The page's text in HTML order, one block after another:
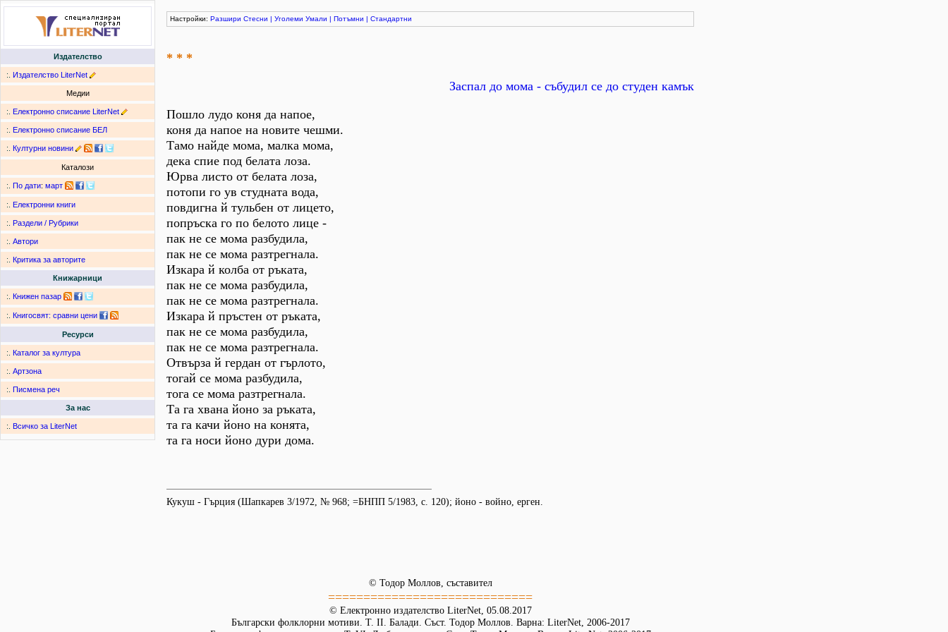
Издателство
:. Издателство LiterNet
Медии
:. Електронно списание LiterNet
:. Електронно списание БЕЛ
:. Културни новини
Каталози
:. По дати: март
:. Електронни книги
:. Раздели / Рубрики
:. Автори
:. Критика за авторите
Книжарници
:. Книжен пазар
:. Книгосвят: сравни цени
Ресурси
:. Каталог за култура
:. Артзона
:. Писмена реч
За нас
:. Всичко за LiterNet
Настройки: Разшири Стесни | Уголеми Умали | Потъмни | Стандартни
* * *
Заспал до мома - събудил се до студен камък
Пошло лудо коня да напое,
коня да напое на новите чешми.
Тамо найде мома, малка мома,
дека спие под белата лоза.
Юрва листо от белата лоза,
потопи го ув студната вода,
повдигна й тульбен от лицето,
попръска го по белото лице -
пак не се мома разбудила,
пак не се мома разтрегнала.
Изкара й колба от ръката,
пак не се мома разбудила,
пак не се мома разтрегнала.
Изкара й пръстен от ръката,
пак не се мома разбудила,
пак не се мома разтрегнала.
Отвърза й гердан от гърлото,
тогай се мома разбудила,
тога се мома разтрегнала.
Та га хвана йоно за ръката,
та га качи йоно на конята,
та га носи йоно дури дома.
Кукуш - Гърция (Шапкарев 3/1972, № 968; =БНПП 5/1983, с. 120); йоно - войно, ерген.
© Тодор Моллов, съставител
=============================
© Електронно издателство LiterNet, 05.08.2017
Български фолклорни мотиви. Т. ІІ. Балади. Съст. Тодор Моллов. Варна: LiterNet, 2006-2017